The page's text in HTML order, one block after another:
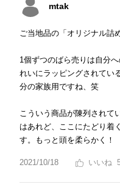
mtak
ご当地品の「オリジナル詰
1個ずつのばら売りは自分
れいにラッピングされてい
分の家族用ですね、笑
こういう商品が陳列されて
はあれど、ここにたどり着
す。もっと頭を柔らかく！
2021/10/18